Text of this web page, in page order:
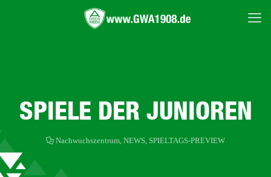
SPIELE DER JUNIOREN
Nachwuchszentrum, NEWS, SPIELTAGS-PREVIEW